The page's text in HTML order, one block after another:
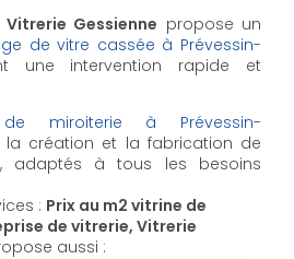
Vitrerie Gessienne propose un
de vitre cassée à Prévessin-
une intervention rapide et
de miroiterie à Prévessin-
la création et la fabrication de
adaptés à tous les besoins
: Prix au m2 vitrine de
de vitrerie, Vitrerie
aussi :